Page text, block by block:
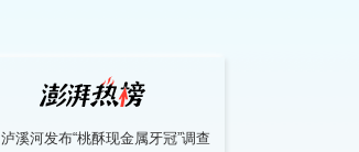
泸溪河发布“桃酥现金属牙冠”调查